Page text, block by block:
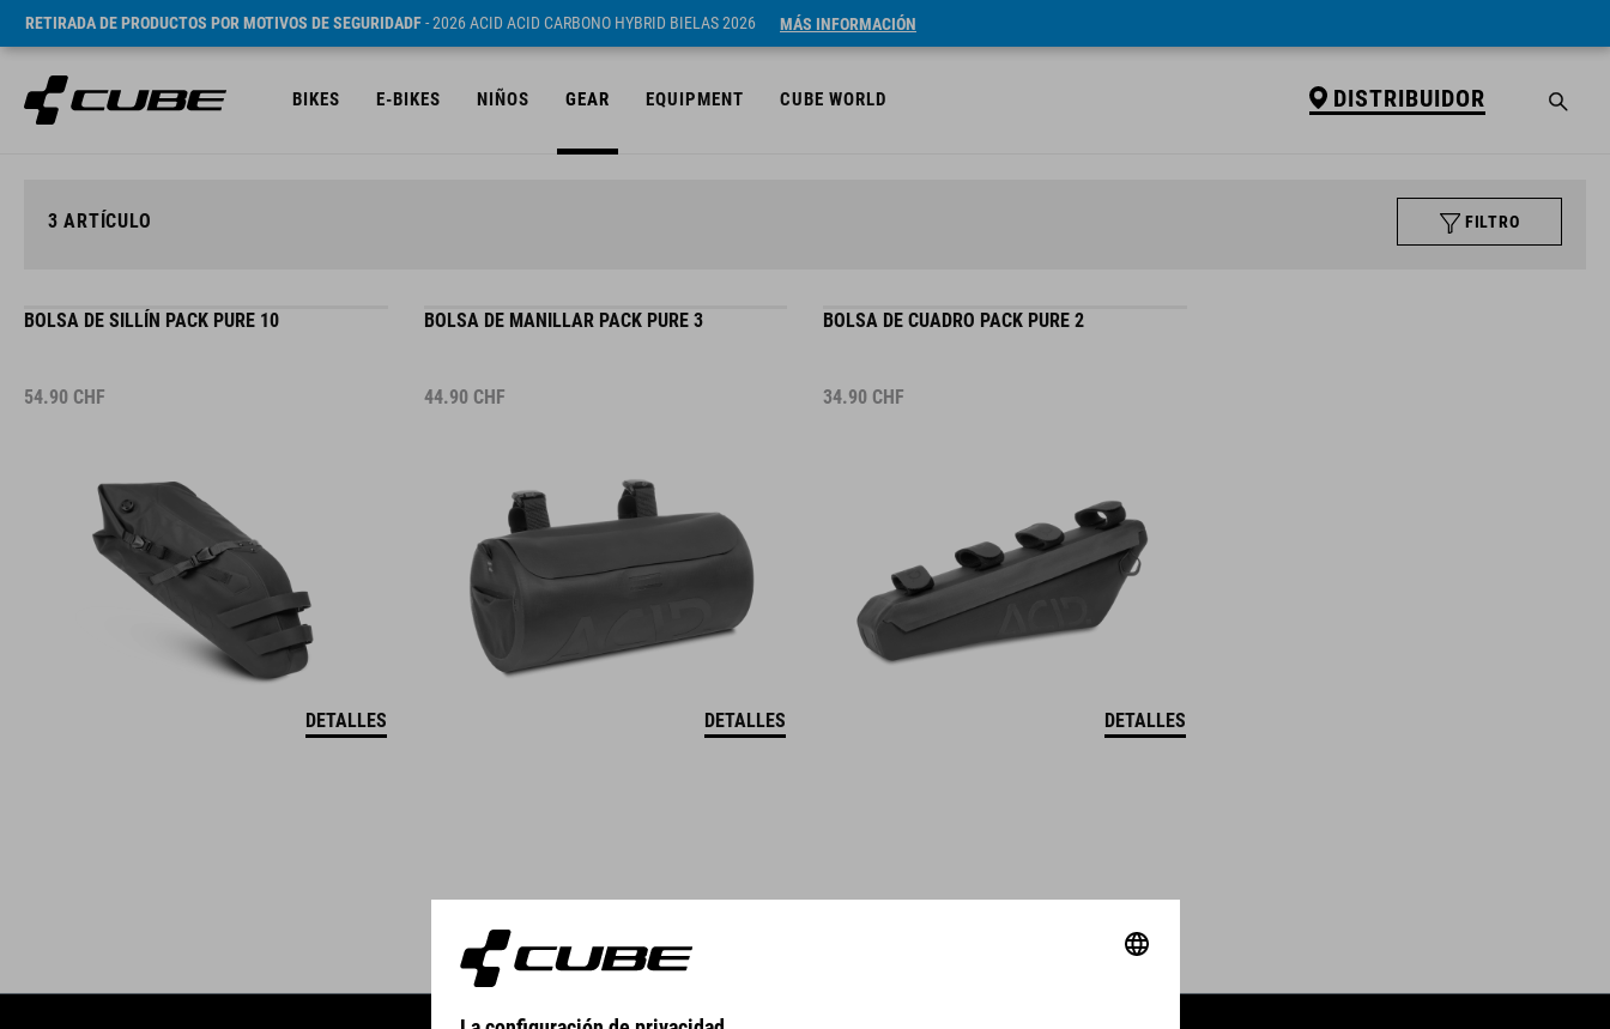
RETIRADA DE PRODUCTOS POR MOTIVOS DE SEGURIDADF- 2026 ACID ACID CARBONO HYBRID BIELAS 2026 MÁS INFORMACIÓN
BIKES E-BIKES NIÑOS GEAR EQUIPMENT CUBE WORLD DISTRIBUIDOR
3 ARTÍCULO FILTRO
BOLSA DE SILLÍN PACK PURE 10
54.90 CHF
DETALLES
BOLSA DE MANILLAR PACK PURE 3
44.90 CHF
DETALLES
BOLSA DE CUADRO PACK PURE 2
34.90 CHF
DETALLES